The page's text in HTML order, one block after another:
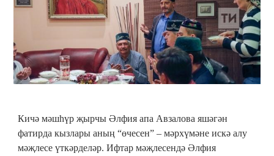
Кичә мәшһүр җырчы Әлфия апа Авзалова яшәгән
фатирда кызлары аның “өчесен” – мәрхүмәне искә алу
мәҗлесе үткәрделәр. Ифтар мәҗлесендә Әлфия